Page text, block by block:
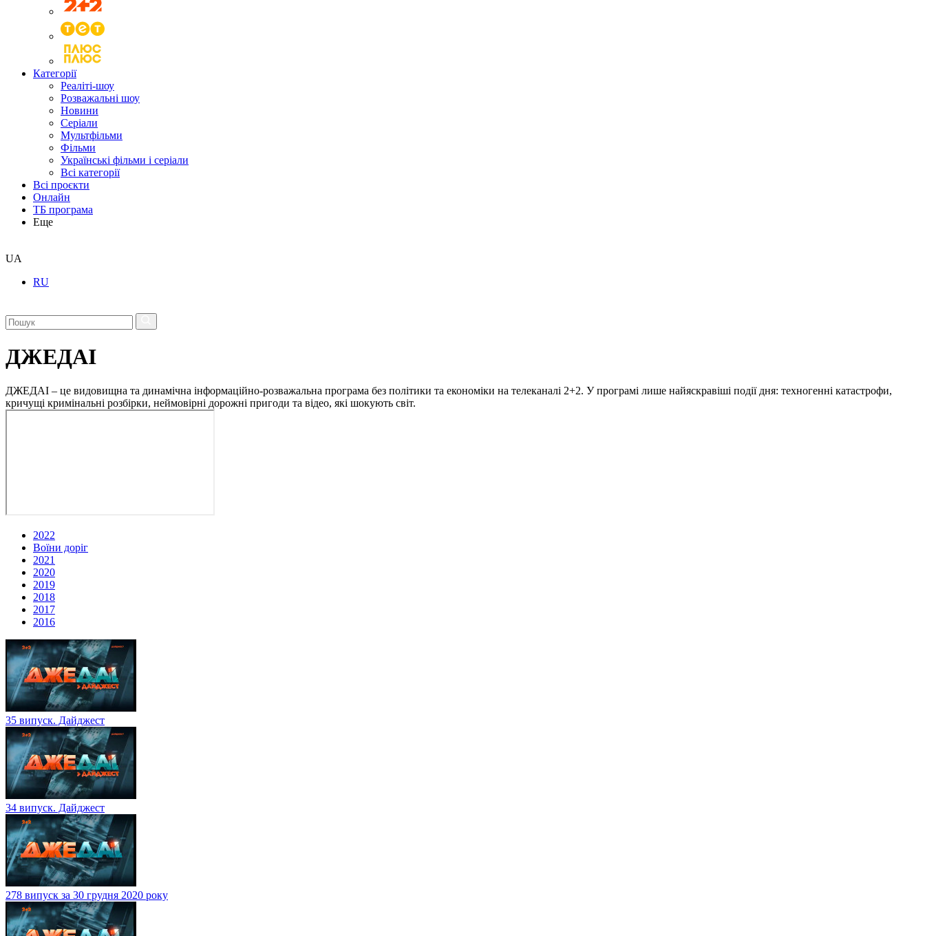
Категорії
Реаліті-шоу
Розважальні шоу
Новини
Серіали
Мультфільми
Фільми
Українські фільми і серіали
Всі категорії
Всі проєкти
Онлайн
ТБ програма
Еще
UA
RU
ДЖЕДАІ
ДЖЕДАІ – це видовищна та динамічна інформаційно-розважальна програма без політики та економіки на телеканалі 2+2. У програмі лише найяскравіші події дня: техногенні катастрофи,
кричущі кримінальні розбірки, неймовірні дорожні пригоди та відео, які шокують світ.
2022
Воїни доріг
2021
2020
2019
2018
2017
2016
35 випуск. Дайджест
34 випуск. Дайджест
278 випуск за 30 грудня 2020 року